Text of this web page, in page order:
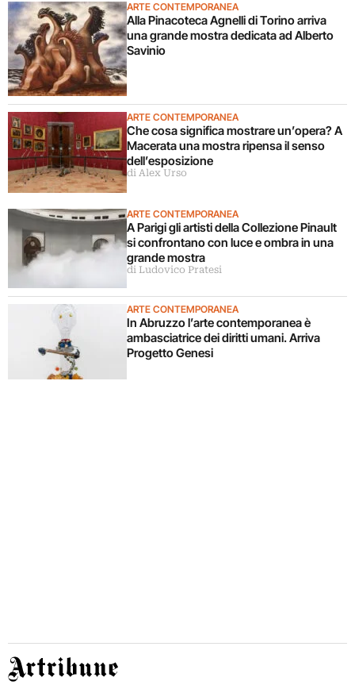
ARTE CONTEMPORANEA
Alla Pinacoteca Agnelli di Torino arriva
una grande mostra dedicata ad Alberto
Savinio
ARTE CONTEMPORANEA
Che cosa significa mostrare un’opera? A
Macerata una mostra ripensa il senso
dell’esposizione
di Alex Urso
ARTE CONTEMPORANEA
A Parigi gli artisti della Collezione Pinault
si confrontano con luce e ombra in una
grande mostra
di Ludovico Pratesi
ARTE CONTEMPORANEA
In Abruzzo l’arte contemporanea è
ambasciatrice dei diritti umani. Arriva
Progetto Genesi
Artribune